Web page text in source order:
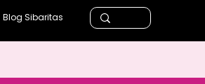
Blog Sibaritas